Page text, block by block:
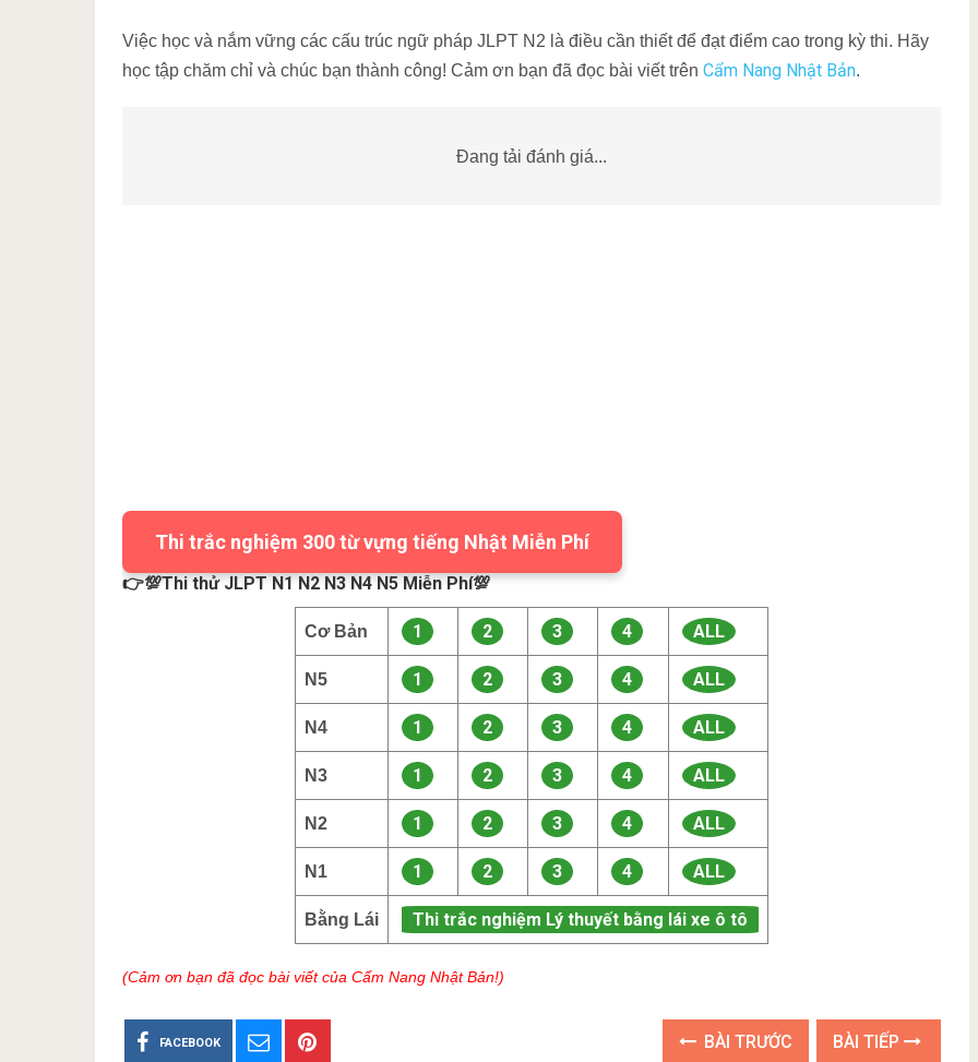
Việc học và nắm vững các cấu trúc ngữ pháp JLPT N2 là điều cần thiết để đạt điểm cao trong kỳ thi. Hãy
học tập chăm chỉ và chúc bạn thành công! Cảm ơn bạn đã đọc bài viết trên Cẩm Nang Nhật Bản.
Đang tải đánh giá...
Thi trắc nghiệm 300 từ vựng tiếng Nhật Miễn Phí
👉💯Thi thử JLPT N1 N2 N3 N4 N5 Miễn Phí💯
Cơ Bản 1 2 3 4 ALL
N5 1 2 3 4 ALL
N4 1 2 3 4 ALL
N3 1 2 3 4 ALL
N2 1 2 3 4 ALL
N1 1 2 3 4 ALL
Bằng Lái Thi trắc nghiệm Lý thuyết bằng lái xe ô tô
(Cảm ơn bạn đã đọc bài viết của Cẩm Nang Nhật Bản!)
FACEBOOK BÀI TRƯỚC BÀI TIẾP